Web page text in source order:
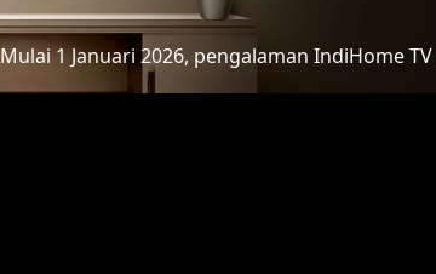
Mulai 1 Januari 2026, pengalaman IndiHome TV